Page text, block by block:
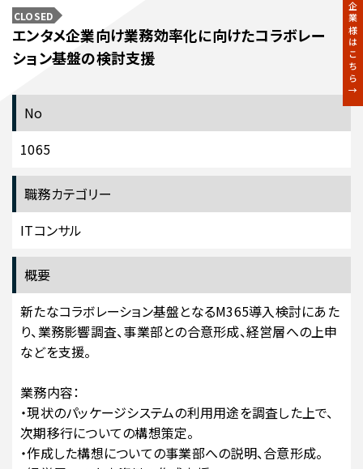
企業様はこちら↑
CLOSED
エンタメ企業向け業務効率化に向けたコラボレー
ション基盤の検討支援
No
1065
職務カテゴリー
ITコンサル
概要
新たなコラボレーション基盤となるM365導入検討にあた
り、業務影響調査、事業部との合意形成、経営層への上申
などを支援。
業務内容：
・現状のパッケージシステムの利用用途を調査した上で、
次期移行についての構想策定。
・作成した構想についての事業部への説明、合意形成。